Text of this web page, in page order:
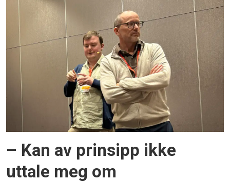
– Kan av prinsipp ikke
uttale meg om